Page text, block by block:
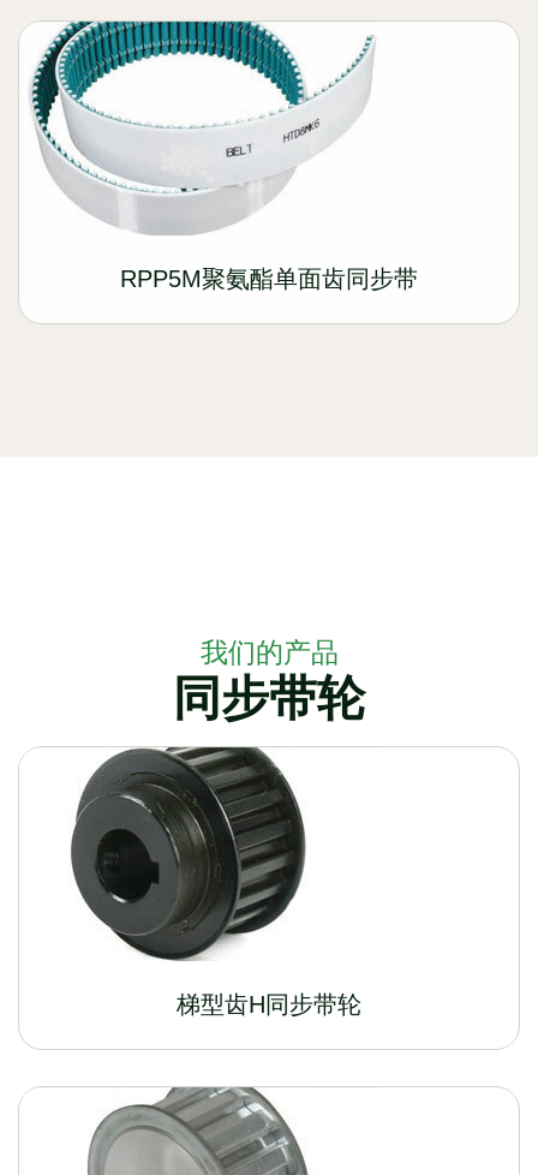
RPP5M聚氨酯单面齿同步带
我们的产品
同步带轮
梯型齿H同步带轮